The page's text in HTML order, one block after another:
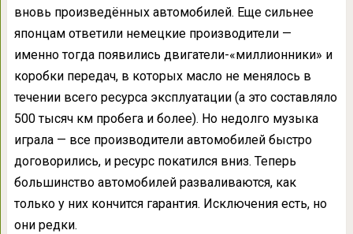
вновь произведённых автомобилей. Еще сильнее
японцам ответили немецкие производители —
именно тогда появились двигатели-«миллионники» и
коробки передач, в которых масло не менялось в
течении всего ресурса эксплуатации (а это составляло
500 тысяч км пробега и более). Но недолго музыка
играла — все производители автомобилей быстро
договорились, и ресурс покатился вниз. Теперь
большинство автомобилей разваливаются, как
только у них кончится гарантия. Исключения есть, но
они редки.